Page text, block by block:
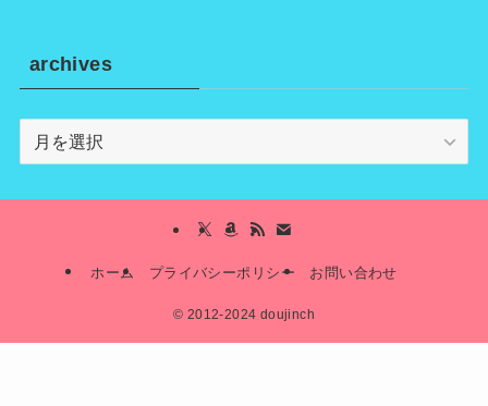
archives
archives
ホーム プライバシーポリシー お問い合わせ
© 2012-2024 doujinch